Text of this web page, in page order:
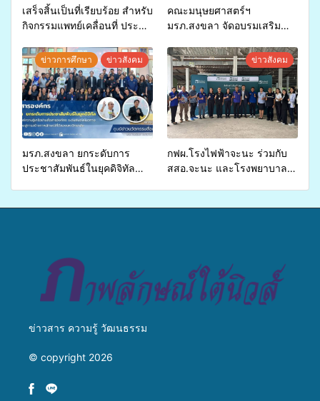
เสร็จสิ้นเป็นที่เรียบร้อย สำหรับ
กิจกรรมแพทย์เคลื่อนที่ ประจำ
สุขภาพแก่ประชาชนในพื้นที่
อำเภอจะนะ
คณะมนุษยศาสตร์ฯ
มรภ.สงขลา จัดอบรมเสริม
จ่ายงบกองทุนสุขภาพตำบล
รองรับการจัดบริการพาหนะรับ
ส่งผู้ทุพพลภาพเพื่อเข้ารับ
บริการสาธารณสุข ลดความ
เหลื่อมล้ำ ยกระดับคุณภาพ
ชีวิตประชาชนอย่างยั่งยืน
ข่าวการศึกษา ข่าวสังคม
มรภ.สงขลา ยกระดับการ
ประชาสัมพันธ์ในยุคดิจิทัล
ข่าวสังคม
กฟผ.โรงไฟฟ้าจะนะ ร่วมกับ
สสอ.จะนะ และโรงพยาบาล
ข่าวสาร ความรู้ วัฒนธรรม
© copyright 2026